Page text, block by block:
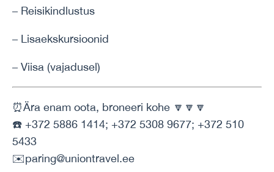
– Reisikindlustus
– Lisaekskursioonid
– Viisa (vajadusel)
⏰Ära enam oota, broneeri kohe 🔽🔽🔽
☎️ +372 5886 1414; +372 5308 9677; +372 510
5433
✉️paring@uniontravel.ee